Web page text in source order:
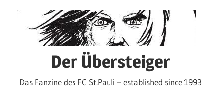
Der Übersteiger
Das Fanzine des FC St.Pauli – established since 1993